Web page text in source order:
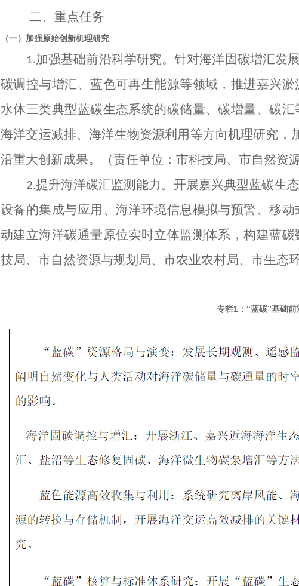
二、重点任务
（一）加强原始创新机理研究
1.加强基础前沿科学研究。针对海洋固碳增汇发
碳调控与增汇、蓝色可再生能源等领域，推进嘉兴
水体三类典型蓝碳生态系统的碳储量、碳增量、碳
海洋交运减排、海洋生物资源利用等方向机理研究
沿重大创新成果。 （责任单位： 市科技局、 市自然资
2.提升海洋碳汇监测能力。开展嘉兴典型蓝碳生
设备的集成与应用、海洋环境信息模拟与预警、移动
动建立海洋碳通量原位实时立体监测体系，构建蓝碳
技局、 市自然资源与规划局、 市农业农村局、 市生态
专栏1 ： “蓝碳”基础前